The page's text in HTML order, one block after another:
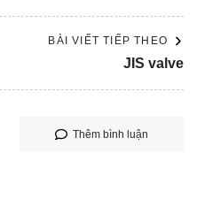
BÀI VIẾT TIẾP THEO
JIS valve
Thêm bình luận